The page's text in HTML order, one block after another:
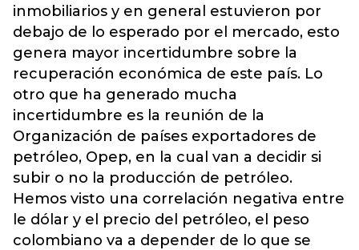
inmobiliarios y en general estuvieron por
debajo de lo esperado por el mercado, esto
genera mayor incertidumbre sobre la
recuperación económica de este país. Lo
otro que ha generado mucha
incertidumbre es la reunión de la
Organización de países exportadores de
petróleo, Opep, en la cual van a decidir si
subir o no la producción de petróleo.
Hemos visto una correlación negativa entre
le dólar y el precio del petróleo, el peso
colombiano va a depender de lo que se